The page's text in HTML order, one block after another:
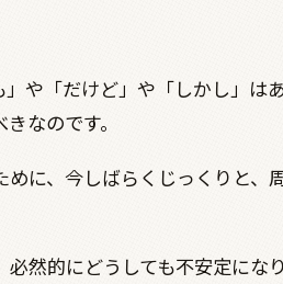
や「だけど」や「しかし」は
なのです。
に、今しばらくじっくりと、
然的にどうしても不安定にな